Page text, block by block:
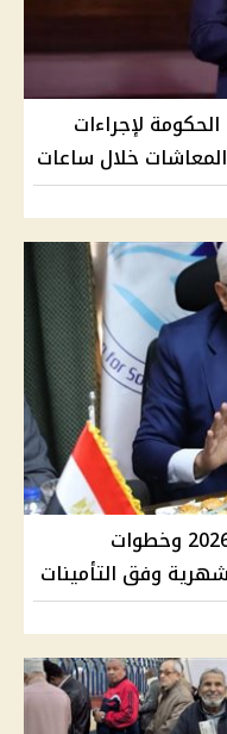
لإجراءات
خلال ساعات
موعد صرف معاشات شهر أبريل 2026 وخطوات
وفق التأمينات